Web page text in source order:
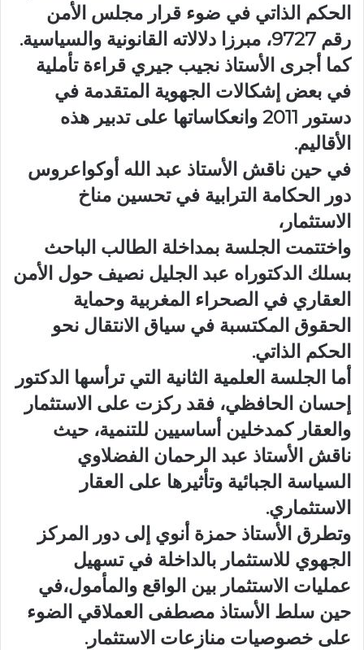
الحكم الذاتي في ضوء قرار مجلس الأمن
رقم 9727، مبرزا دلالاته القانونية والسياسية.
كما أجرى الأستاذ نجيب جيري قراءة تأملية
في بعض إشكالات الجهوية المتقدمة في
دستور 2011 وانعكاساتها على تدبير هذه
الأقاليم.
في حين ناقش الأستاذ عبد الله أوكواعروس
دور الحكامة الترابية في تحسين مناخ
الاستثمار،
واختتمت الجلسة بمداخلة الطالب الباحث
بسلك الدكتوراه عبد الجليل نصيف حول الأمن
العقاري في الصحراء المغربية وحماية
الحقوق المكتسبة في سياق الانتقال نحو
الحكم الذاتي.
أما الجلسة العلمية الثانية التي ترأسها الدكتور
إحسان الحافظي، فقد ركزت على الاستثمار
والعقار كمدخلين أساسيين للتنمية، حيث
ناقش الأستاذ عبد الرحمان الفضلاوي
السياسة الجبائية وتأثيرها على العقار
الاستثماري.
وتطرق الأستاذ حمزة أنوي إلى دور المركز
الجهوي للاستثمار بالداخلة في تسهيل
عمليات الاستثمار بين الواقع والمأمول،في
حين سلط الأستاذ مصطفى العملاقي الضوء
على خصوصيات منازعات الاستثمار.